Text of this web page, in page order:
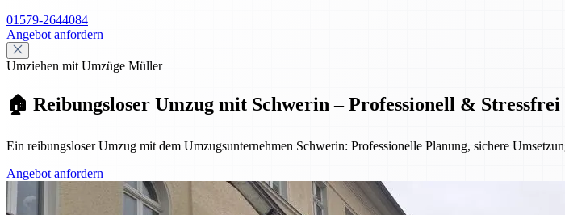
01579-2644084
Angebot anfordern
Umziehen mit Umzüge Müller
🏠 Reibungsloser Umzug mit Schwerin – Professionell & Stressfrei
Ein reibungsloser Umzug mit dem Umzugsunternehmen Schwerin: Professionelle Planung, sichere
Angebot anfordern